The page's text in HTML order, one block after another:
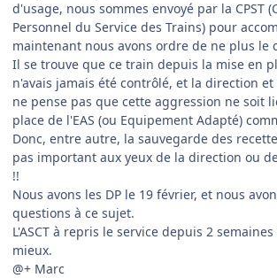
d'usage, nous sommes envoyé par la CPST
Personnel du Service des Trains) pour
maintenant nous avons ordre de ne plus le
Il se trouve que ce train depuis la mise en
n'avais jamais été contrôlé, et la direction et
ne pense pas que cette aggression ne soit
place de l'EAS (ou Equipement Adapté)
Donc, entre autre, la sauvegarde des
pas important aux yeux de la direction ou
!!
Nous avons les DP le 19 février, et nous
questions à ce sujet.
L'ASCT à repris le service depuis 2
mieux.
@+ Marc